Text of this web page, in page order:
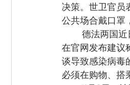
决策。世卫官员
公共场合戴口罩
德法两国
在官网发布建议
谈导致感染病毒
必须在购物、搭